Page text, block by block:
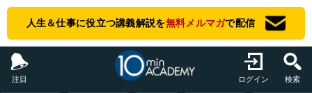
人生＆仕事に役立つ講義解説を無料メルマガで配信
注目 ログイン 検索